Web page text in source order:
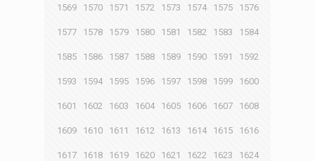
1569 1570 1571 1572 1573 1574 1575 1576
1577 1578 1579 1580 1581 1582 1583 1584
1585 1586 1587 1588 1589 1590 1591 1592
1593 1594 1595 1596 1597 1598 1599 1600
1601 1602 1603 1604 1605 1606 1607 1608
1609 1610 1611 1612 1613 1614 1615 1616
1617 1618 1619 1620 1621 1622 1623 1624